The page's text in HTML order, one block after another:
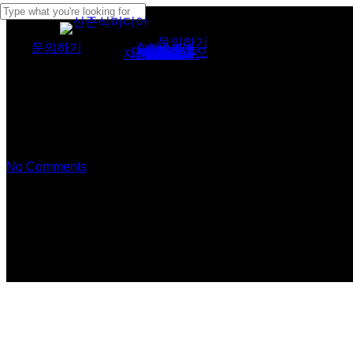
Skip
Search
문의하기
문의하기
회사소개
회사소개
서비스
서비스 1
서비스 2
포트폴리오
포트폴리오
문의하기
자주묻는질문
No Comments